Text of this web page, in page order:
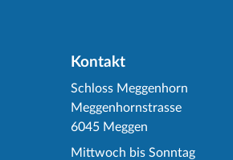
Kontakt
Schloss Meggenhorn
Meggenhornstrasse
6045 Meggen
Mittwoch bis Sonntag